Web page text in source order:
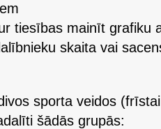
tiesības mainīt grafiku
skaita vai
sporta veidos
šādās grupās: